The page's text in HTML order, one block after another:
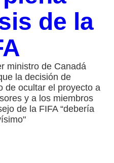
de la
ministro de Canadá
la decisión de
de ocultar el proyecto a
y a los miembros
de la FIFA “debería